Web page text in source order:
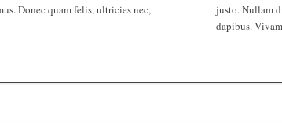
Donec quam felis, ultricies nec,
justo. Nullam
dapibus.